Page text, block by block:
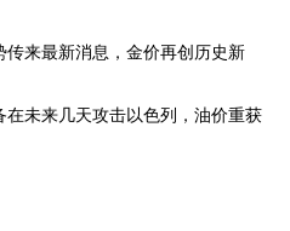
来最新消息，金价再创历史新
未来几天攻击以色列，油价重获